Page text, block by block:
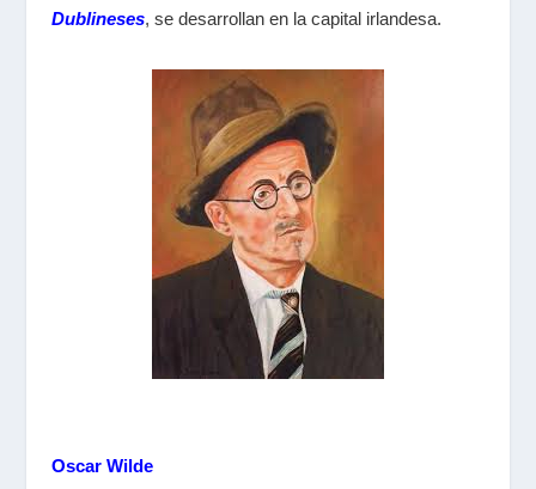
Dublineses, se desarrollan en la capital irlandesa.
Oscar Wilde